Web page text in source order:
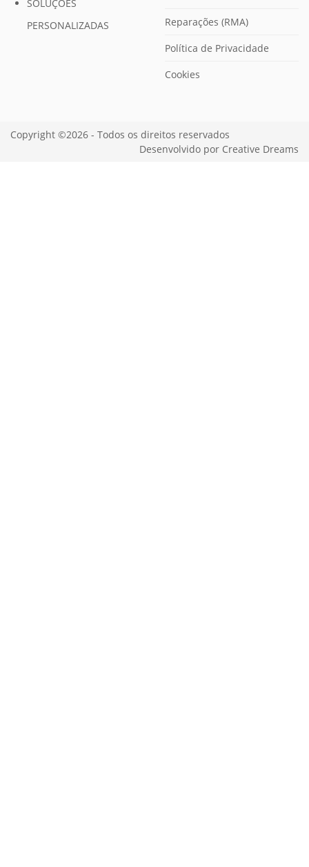
SOLUÇÕES
PERSONALIZADAS
Reparações (RMA)
Política de Privacidade
Cookies
Copyright ©2026 - Todos os direitos reservados
Desenvolvido por Creative Dreams